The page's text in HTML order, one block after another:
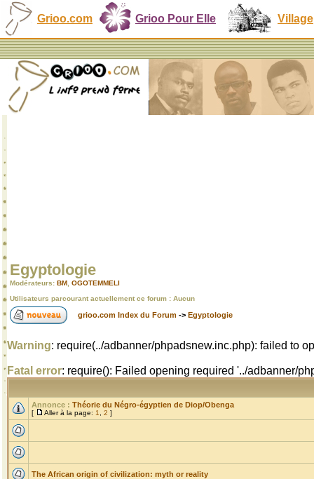
Grioo.com Grioo Pour Elle Village
Egyptologie
Modérateurs: BM OGOTEMMELI
Utilisateurs parcourant actuellement ce forum : Aucun
grioo.com Index du Forum -> Egyptologie
Warning: require(../adbanner/phpadsnew.inc.php): failed to
Fatal error: require(): Failed opening required '../adbanner/
Annonce : Théorie du Négro-égyptien de Diop/Obenga
[ Aller à la page: 1 2 ]
The African origin of civilization: myth or reality